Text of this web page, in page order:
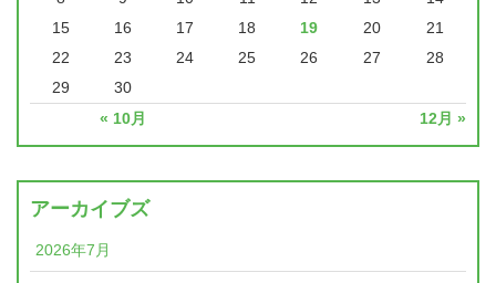
« 10月 12月 »
15
16 17 18 19 20
21
22
23 24 25 26 27
28
29
30
アーカイブズ
2026年7月